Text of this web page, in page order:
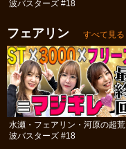
波バスターズ #18
フェアリン すべて見る
水瀬・フェアリン・河原の超荒
波バスターズ #18